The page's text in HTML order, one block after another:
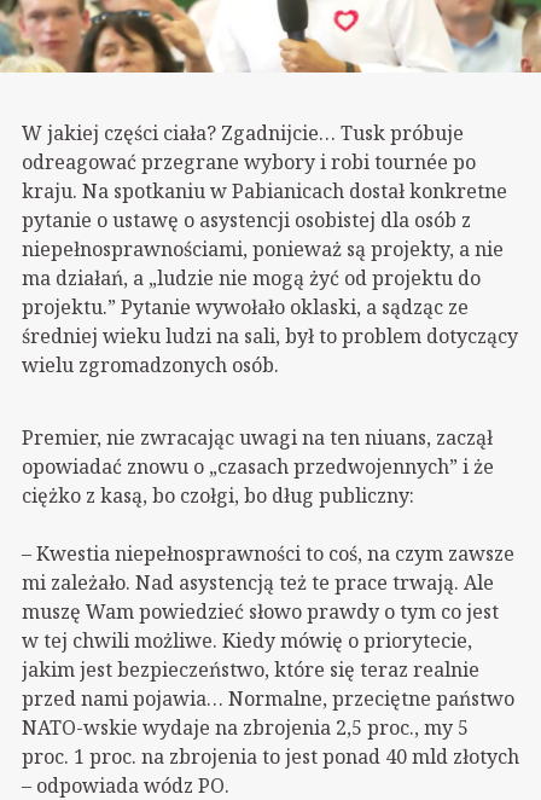
W jakiej części ciała? Zgadnijcie… Tusk próbuje
odreagować przegrane wybory i robi tournée po
kraju. Na spotkaniu w Pabianicach dostał konkretne
pytanie o ustawę o asystencji osobistej dla osób z
niepełnosprawnościami, ponieważ są projekty, a nie
ma działań, a „ludzie nie mogą żyć od projektu do
projektu.” Pytanie wywołało oklaski, a sądząc ze
średniej wieku ludzi na sali, był to problem dotyczący
wielu zgromadzonych osób.
Premier, nie zwracając uwagi na ten niuans, zaczął
opowiadać znowu o „czasach przedwojennych” i że
ciężko z kasą, bo czołgi, bo dług publiczny:
– Kwestia niepełnosprawności to coś, na czym zawsze
mi zależało. Nad asystencją też te prace trwają. Ale
muszę Wam powiedzieć słowo prawdy o tym co jest
w tej chwili możliwe. Kiedy mówię o priorytecie,
jakim jest bezpieczeństwo, które się teraz realnie
przed nami pojawia… Normalne, przeciętne państwo
NATO-wskie wydaje na zbrojenia 2,5 proc., my 5
proc. 1 proc. na zbrojenia to jest ponad 40 mld złotych
– odpowiada wódz PO.